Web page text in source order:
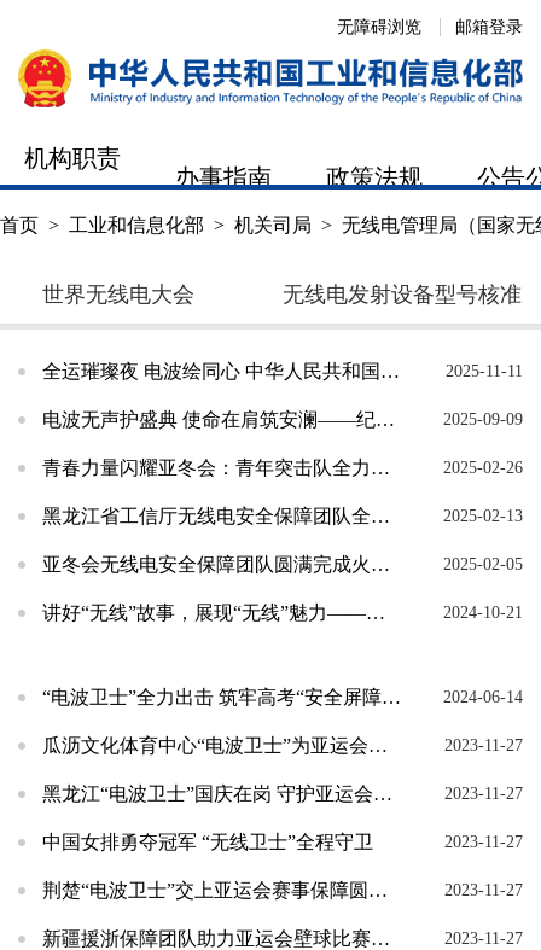
邮箱登录
无障碍浏览
机构职责
办事指南 政策法规 公告
首页 > 工业和信息化部 > 机关司局 > 无线电管理局（国家无
世界无线电大会 无线电发射设备型号核准
全运璀璨夜 电波绘同心 中华人民共和国第十五届运动会开幕式无线电安全保障工作侧记 2025-11-11
电波无声护盛典 使命在肩筑安澜——纪念中国人民抗日战争暨世界反法西斯战争胜利80周年大会无... 2025-09-09
青春力量闪耀亚冬会：青年突击队全力护航哈尔滨亚冬会无线电安全 2025-02-26
黑龙江省工信厅无线电安全保障团队全力保障亚冬会闭幕式彩排“沙特八分钟”频率需求 2025-02-13
亚冬会无线电安全保障团队圆满完成火炬传递保障任务 2025-02-05
讲好“无线”故事，展现“无线”魅力——各地无线电管理机构开展宣传月活动纪实 2024-10-21
“电波卫士”全力出击 筑牢高考“安全屏障”——全国无线电管理机构高考无线电保障工作纪实 2024-06-14
瓜沥文化体育中心“电波卫士”为亚运会武术比赛筑起“金钟罩” 2023-11-27
黑龙江“电波卫士”国庆在岗 守护亚运会赛事电磁环境安全不打烊 2023-11-27
中国女排勇夺冠军 “无线卫士”全程守卫 2023-11-27
荆楚“电波卫士”交上亚运会赛事保障圆满答卷 2023-11-27
新疆援浙保障团队助力亚运会壁球比赛完美收官 2023-11-27